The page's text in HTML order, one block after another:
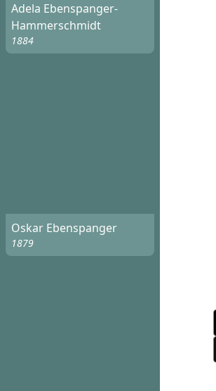
Adela Ebenspanger-
Hammerschmidt
1884
Oskar Ebenspanger
1879